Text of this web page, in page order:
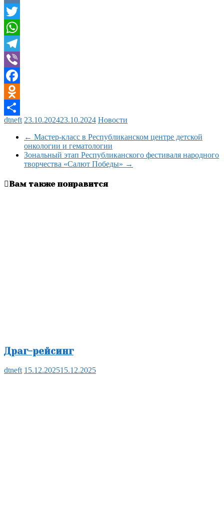
VK
Twitter
WhatsApp
Telegram
Viber
Facebook
Odnoklassniki
Отправить
dtneft 23.10.202423.10.2024 Новости
← Мастер-класс в Республиканском центре детской
онкологии и гематологии
Зональный этап Республиканского фестиваля народного
творчества «Салют Победы» →
Вам также понравится
Драг-рейсинг
dtneft 15.12.202515.12.2025